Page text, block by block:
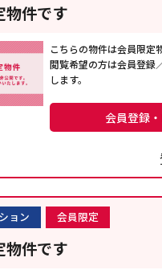
物件です
こちらの物件は会員限定
閲覧希望の方は会員登録
します。
会員登録
ョン 会員限定
物件です